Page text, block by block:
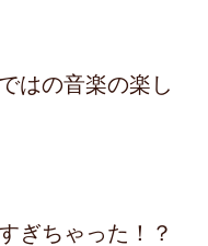
はの音楽の楽し
ちゃった！？